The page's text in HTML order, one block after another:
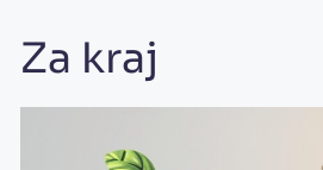
Za kraj